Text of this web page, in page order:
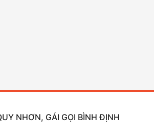
NHƠN, GÁI GỌI BÌNH ĐỊNH